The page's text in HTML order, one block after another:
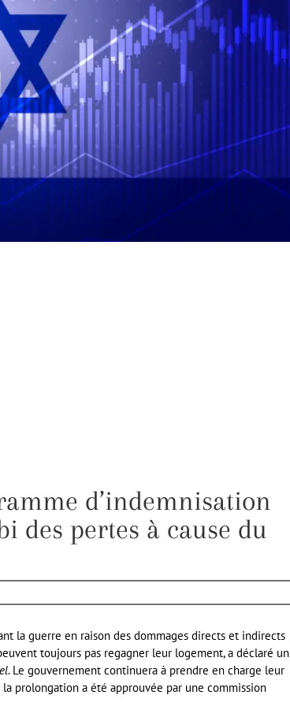
d’indemnisation
des pertes à cause du
la guerre en raison des dommages directs et indirects
toujours pas regagner leur logement, a déclaré un
. Le gouvernement continuera à prendre en charge leur
la prolongation a été approuvée par une commission